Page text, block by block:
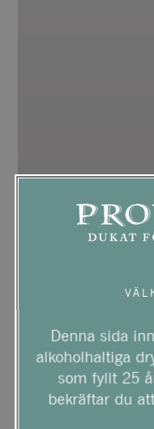
Denna sida
alkoholhaltiga
som fyllt 25
bekräftar du